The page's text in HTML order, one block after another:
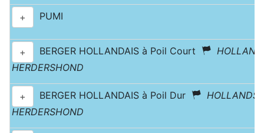
+ PUMI
+ BERGER HOLLANDAIS à Poil Court
HERDERSHOND
+ BERGER HOLLANDAIS à Poil Dur
HOLLANDSE
HERDERSHOND